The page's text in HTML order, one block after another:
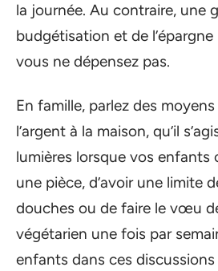
la journée. Au contraire, une
budgétisation et de
vous ne dépensez pas.
En famille, parlez des
l’argent à la maison, qu’il
lumières lorsque vos enfants
une pièce, d’avoir une limite
douches ou de faire le vœu
végétarien une fois par
enfants dans ces discussions